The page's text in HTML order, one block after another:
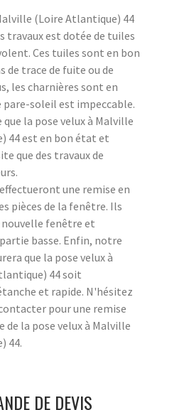
(Loire Atlantique) 44
travaux est dotée de tuiles
Ces tuiles sont en bon
de trace de fuite ou de
les charnières sont en
soleil est impeccable.
la pose velux à Malville
44 est en bon état et
que des travaux de
une remise en
pièces de la fenêtre. Ils
fenêtre et
basse. Enfin, notre
que la pose velux à
44 soit
et rapide. N'hésitez
pour une remise
la pose velux à Malville
44.
DE DEVIS